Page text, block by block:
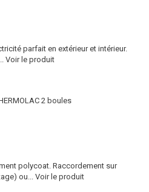
parfait en extérieur et intérieur.
Voir le produit
2 boules
polycoat. Raccordement sur
ou... Voir le produit